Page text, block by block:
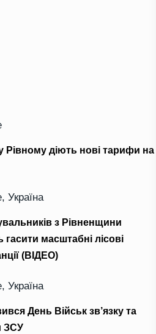
Рівному діють нові тарифи на
, Україна
з Рівненщини
масштабні лісові
(ВІДЕО)
, Україна
День Військ зв’язку та
ЗСУ